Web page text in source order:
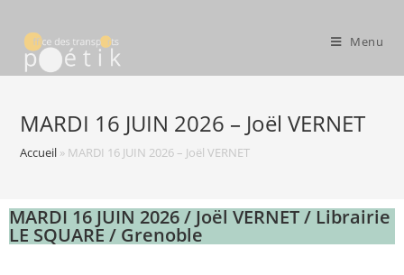
Menu
MARDI 16 JUIN 2026 – Joël VERNET
Accueil » MARDI 16 JUIN 2026 – Joël VERNET
MARDI 16 JUIN 2026 / Joël VERNET / Librairie
LE SQUARE / Grenoble